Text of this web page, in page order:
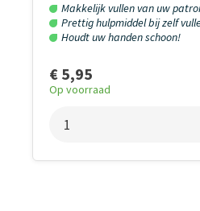
Makkelijk vullen van uw
Prettig hulpmiddel bij zelf
Houdt uw handen schoon!
€ 5,95
Op voorraad